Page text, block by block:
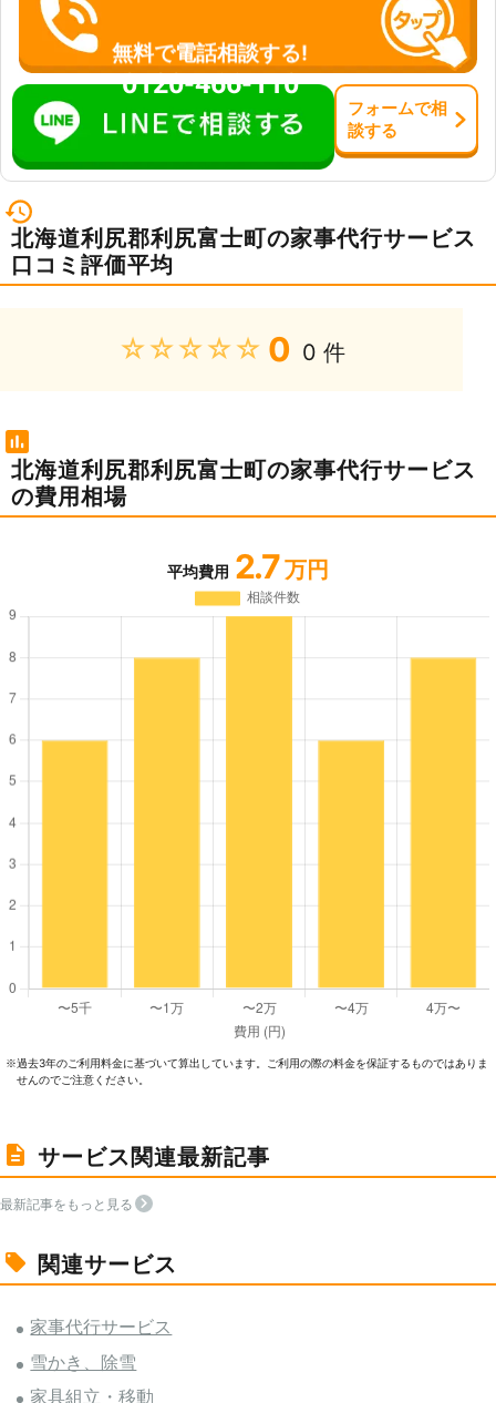
無料で電話相談する!
0120-466-110
フォームで相
談する
北海道利尻郡利尻富士町の家事代行サービス
口コミ評価平均
★★★★★ 0 0 件
北海道利尻郡利尻富士町の家事代行サービス
の費用相場
平均費用 2.7 万円
※過去3年のご利⽤料⾦に基づいて算出しています。ご利⽤の際の料⾦を保証するものではありま
せんのでご注意ください。
サービス関連最新記事
最新記事をもっと見る
関連サービス
家事代行サービス
雪かき、除雪
家具組立・移動